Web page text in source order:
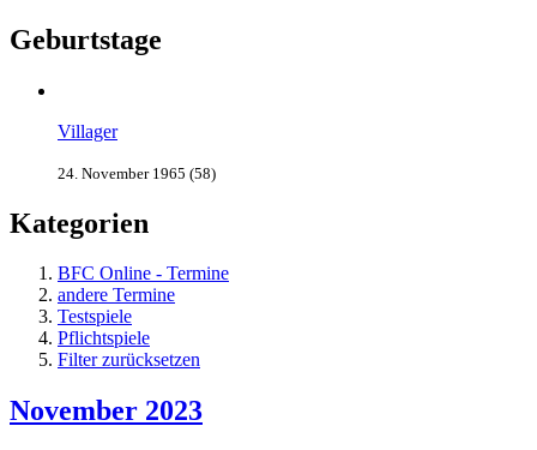
Geburtstage
Villager
24. November 1965 (58)
Kategorien
BFC Online - Termine
andere Termine
Testspiele
Pflichtspiele
Filter zurücksetzen
November 2023